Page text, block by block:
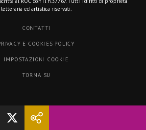
letteraria ed artistica riservati.
CONTATTI
E COOKIES POLICY
IMPOSTAZIONI COOKIE
TORNA SU